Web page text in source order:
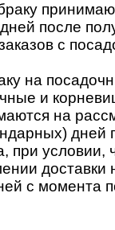
после
с
на
и
на
дней
при условии,
доставки
с момента